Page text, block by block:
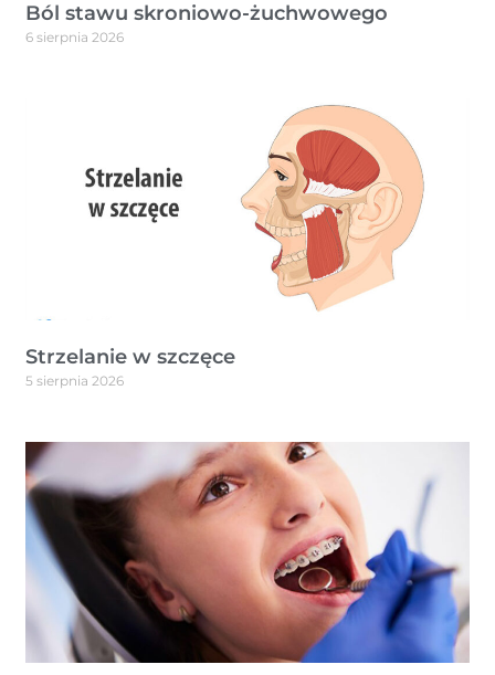
Ból stawu skroniowo-żuchwowego
6 sierpnia 2026
Strzelanie w szczęce
5 sierpnia 2026